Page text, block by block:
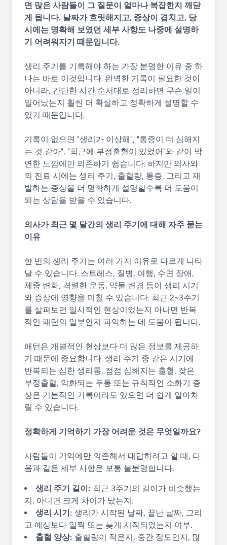
면 많은 사람들이 그 질문이 얼마나 복잡한지 깨닫
게 됩니다. 날짜가 흐릿해지고, 증상이 겹치고, 당
시에는 명확해 보였던 세부 사항도 나중에 설명하
기 어려워지기 때문입니다.
생리 주기를 기록해야 하는 가장 분명한 이유 중 하
나는 바로 이것입니다. 완벽한 기록이 필요한 것이
아니라, 간단한 시간 순서대로 정리하면 무슨 일이
일어났는지 훨씬 더 확실하고 정확하게 설명할 수
있기 때문입니다.
기록이 없으면 "생리가 이상해", "통증이 더 심해지
는 것 같아", "최근에 부정출혈이 있었어"와 같이 막
연한 느낌에만 의존하기 쉽습니다. 하지만 의사와
의 진료 시에는 생리 주기, 출혈량, 통증, 그리고 재
발하는 증상을 더 명확하게 설명할수록 더 도움이
되는 상담을 받을 수 있습니다.
의사가 최근 몇 달간의 생리 주기에 대해 자주 묻는
이유
한 번의 생리 주기는 여러 가지 이유로 다르게 나타
날 수 있습니다. 스트레스, 질병, 여행, 수면 장애,
체중 변화, 격렬한 운동, 약물 변경 등이 생리 시기
와 증상에 영향을 미칠 수 있습니다. 최근 2~3주기
를 살펴보면 일시적인 현상이었는지 아니면 반복
적인 패턴의 일부인지 파악하는 데 도움이 됩니다.
패턴은 개별적인 현상보다 더 많은 정보를 제공하
기 때문에 중요합니다. 생리 주기 중 같은 시기에
반복되는 심한 생리통, 점점 심해지는 출혈, 잦은
부정출혈, 악화되는 두통 또는 규칙적인 소화기 증
상은 기본적인 기록이라도 있으면 더 쉽게 알아차
릴 수 있습니다.
정확하게 기억하기 가장 어려운 것은 무엇일까요?
사람들이 기억에만 의존해서 대답하려고 할 때, 다
음과 같은 세부 사항은 보통 불분명합니다.
생리 주기 길이: 최근 3주기의 길이가 비슷했는
지, 아니면 크게 차이가 났는지.
생리 시기: 생리가 시작된 날짜, 끝난 날짜, 그리
고 예상보다 일찍 또는 늦게 시작되었는지 여부.
출혈 양상: 출혈량이 적은지, 중간 정도인지, 많